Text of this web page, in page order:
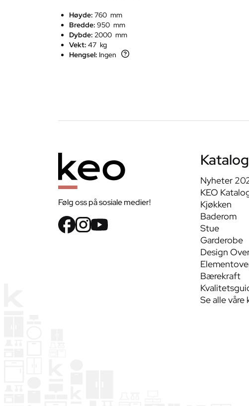
Høyde: 760 mm
Bredde: 950 mm
Dybde: 2000 mm
Vekt: 47 kg
Hengsel: Ingen
Følg oss på sosiale medier!
Nyheter
KEO
Kjøkken
Baderom
Stue
Garderobe
Design
Bærekraft
Se alle våre